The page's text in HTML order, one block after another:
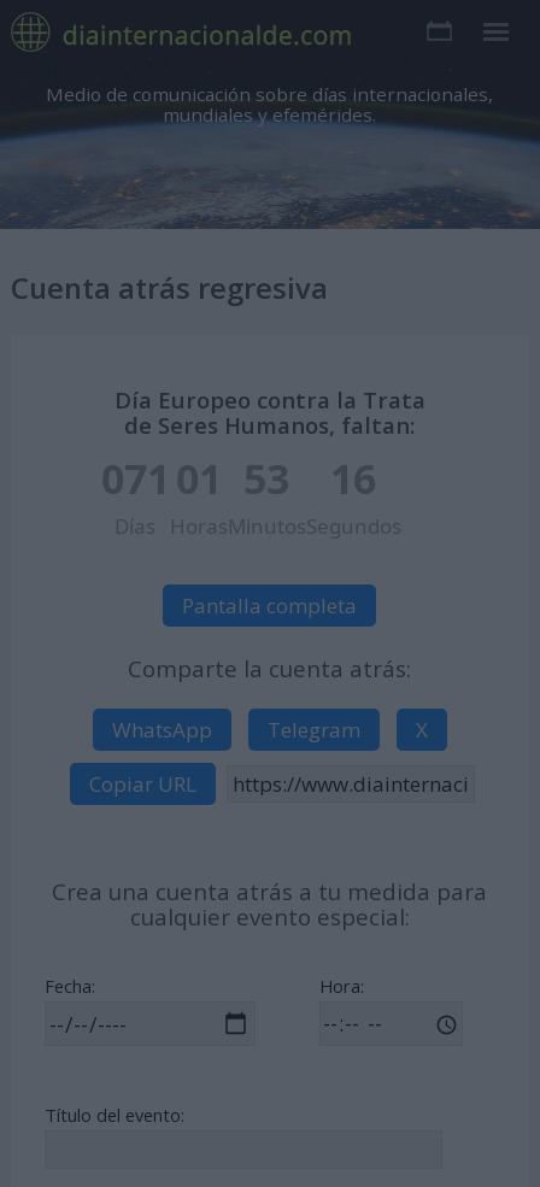
Medio de comunicación sobre días internacionales,
mundiales y efemérides.
Cuenta atrás regresiva
Día Europeo contra la Trata
de Seres Humanos, faltan:
071
Días
01
Horas
53
Minutos
15
Segundos
Pantalla completa
Comparte la cuenta atrás:
WhatsApp Telegram
X
Copiar URL
Crea una cuenta atrás a tu medida para
cualquier evento especial:
Fecha: Hora:
Título del evento: